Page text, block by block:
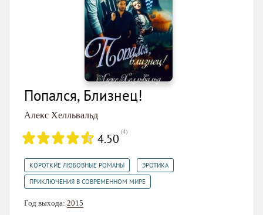
Попался, Близнец!
Алекс Хелльвальд
4.50 (4)
КОРОТКИЕ ЛЮБОВНЫЕ РОМАНЫ ЭРОТИКА
ПРИКЛЮЧЕНИЯ В СОВРЕМЕННОМ МИРЕ
Год выхода: 2015